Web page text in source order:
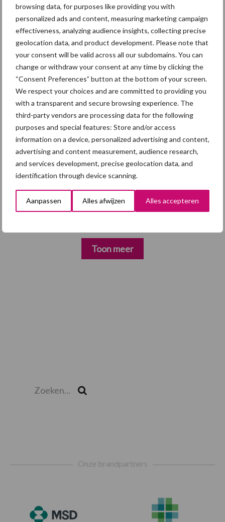
browsing data, for purposes like providing you with
personalized ads and content, measuring marketing campaign
effectiveness, analyzing audience insights, collecting precise
geolocation data, and product development. Please note that
your consent will be valid across all our subdomains. You can
change or withdraw your consent at any time by clicking the
“Consent Preferences” button at the bottom of your screen.
We respect your choices and are committed to providing you
with a transparent and secure browsing experience. The
third-party vendors are processing data for the following
purposes and special features: Store and/or access
information on a device, personalized advertising and content,
advertising and content measurement, audience research,
and services development, precise geolocation data, and
identification through device scanning.
Aanpassen Alles afwijzen Alles accepteren
groter dan ooit”
5 aug
Eliminatieprotocol voor
Mycoplasma hyopneumoniae
4 aug
AVP in Finland onderstreept dat
alertheid belangrijk is, zeker nu
3 aug
Vlaamse mestbalans in evenwicht
dankzij groei van
verwerkingscapaciteit
3 aug
Intacte beren houden kan in de bio-
varkenshouderij, maar dan moet
alles kloppen
Toon meer
Onze brandpartners